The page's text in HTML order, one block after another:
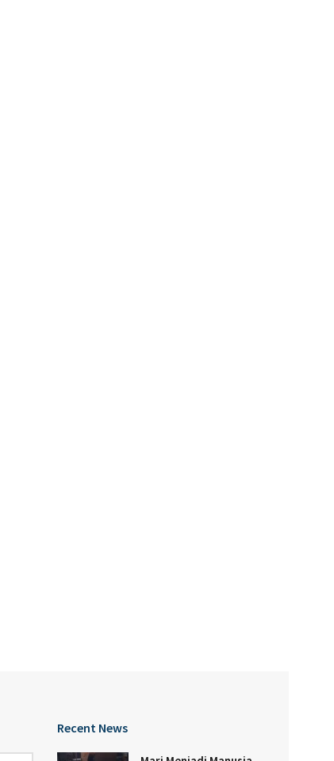
Recent News